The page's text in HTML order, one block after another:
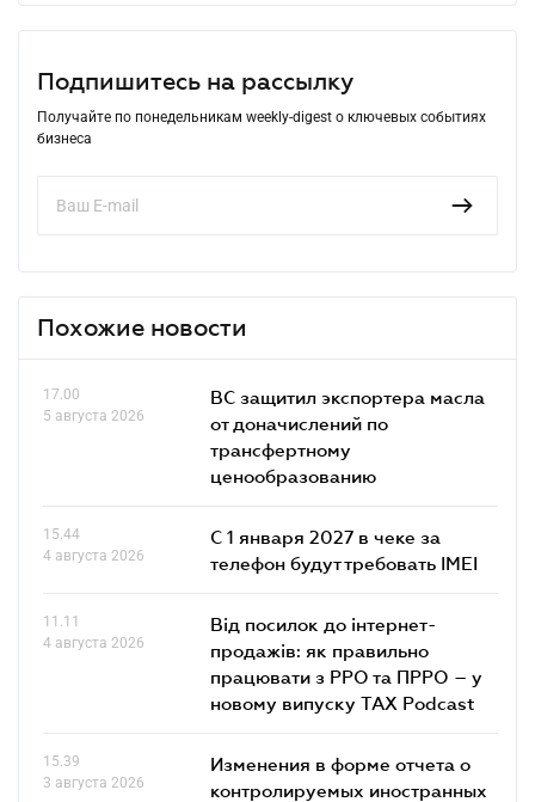
Подпишитесь на рассылку
Получайте по понедельникам weekly-digest о ключевых событиях
бизнеса
Похожие новости
17.00
5 августа 2026
ВС защитил экспортера масла
от доначислений по
трансфертному
ценообразованию
15.44
4 августа 2026
С 1 января 2027 в чеке за
телефон будут требовать IMEI
11.11
4 августа 2026
Від посилок до інтернет-
продажів: як правильно
працювати з РРО та ПРРО – у
новому випуску TAX Podcast
15.39
3 августа 2026
Изменения в форме отчета о
контролируемых иностранных